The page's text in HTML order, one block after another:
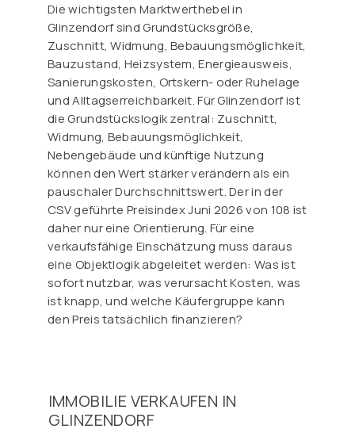
Die wichtigsten Marktwerthebel in
Glinzendorf sind Grundstücksgröße,
Zuschnitt, Widmung, Bebauungsmöglichkeit,
Bauzustand, Heizsystem, Energieausweis,
Sanierungskosten, Ortskern- oder Ruhelage
und Alltagserreichbarkeit. Für Glinzendorf ist
die Grundstückslogik zentral: Zuschnitt,
Widmung, Bebauungsmöglichkeit,
Nebengebäude und künftige Nutzung
können den Wert stärker verändern als ein
pauschaler Durchschnittswert. Der in der
CSV geführte Preisindex Juni 2026 von 108 ist
daher nur eine Orientierung. Für eine
verkaufsfähige Einschätzung muss daraus
eine Objektlogik abgeleitet werden: Was ist
sofort nutzbar, was verursacht Kosten, was
ist knapp, und welche Käufergruppe kann
den Preis tatsächlich finanzieren?
IMMOBILIE VERKAUFEN IN
GLINZENDORF